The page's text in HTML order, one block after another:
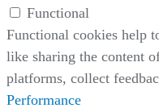
Functional
Functional cookies help
like sharing the content
platforms, collect
Performance